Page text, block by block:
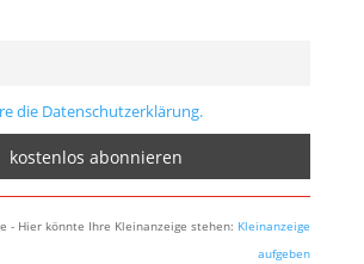
die Datenschutzerklärung.
- Hier könnte Ihre Kleinanzeige stehen: Kleinanzeige
aufgeben